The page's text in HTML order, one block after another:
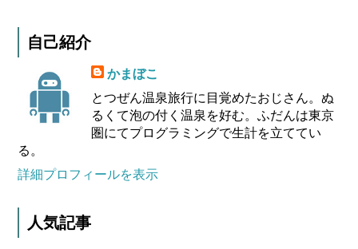
自己紹介
かまぼこ
とつぜん温泉旅行に目覚めたおじさん。ぬ
るくて泡の付く温泉を好む。ふだんは東京
圏にてプログラミングで生計を立ててい
る。
詳細プロフィールを表示
人気記事